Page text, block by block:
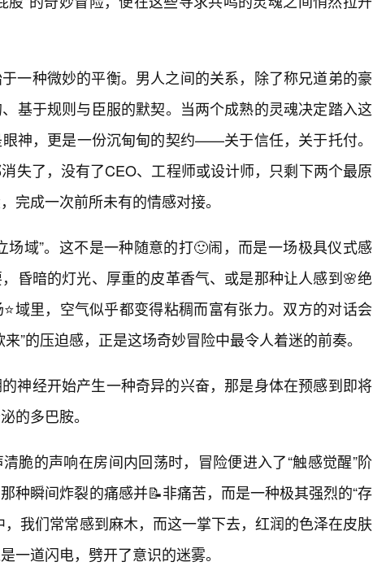
一种微妙的平衡。男人之间的关系，除了称兄道弟的豪
基于规则与臣服的默契。当两个成熟的灵魂决定踏入这
神，更是一份沉甸甸的契约——关于信任，关于托付。
失了，没有了CEO、工程师或设计师，只剩下两个最原
完成一次前所未有的情感对接。
场域”。这不是一种随意的打🙂闹，而是一场极具仪式感
昏暗的灯光、厚重的皮革香气、或是那种让人感到🌸绝
域里，空气似乎都变得粘稠而富有张力。双方的对话会
”的压迫感，正是这场奇妙冒险中最令人着迷的前奏。
神经开始产生一种奇异的兴奋，那是身体在预感到即将
的多巴胺。
脆的声响在房间内回荡时，冒险便进入了“触感觉醒”阶
种瞬间炸裂的痛感并📝非痛苦，而是一种极其强烈的“存
我们常常感到麻木，而这一掌下去，红润的色泽在皮肤
一道闪电，劈开了意识的迷雾。